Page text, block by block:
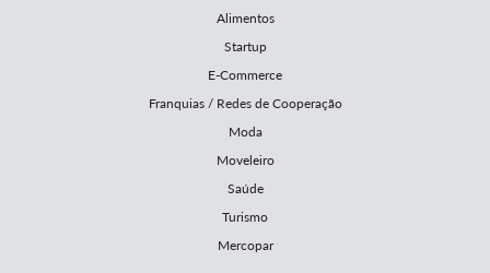
Alimentos
Startup
E-Commerce
Franquias / Redes de Cooperação
Moda
Moveleiro
Saúde
Turismo
Mercopar